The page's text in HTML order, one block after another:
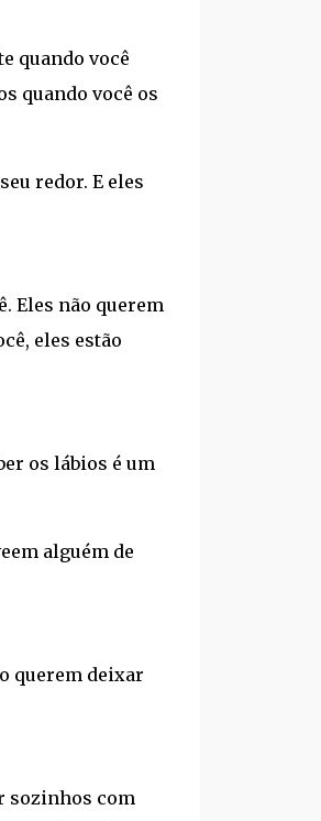
quando você
quando você os
redor. E eles
Eles não querem
eles estão
os lábios é um
alguém de
querem deixar
sozinhos com